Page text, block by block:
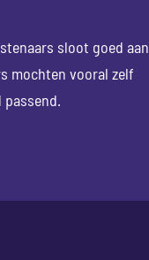
sloot goed aan
mochten vooral zelf
passend.